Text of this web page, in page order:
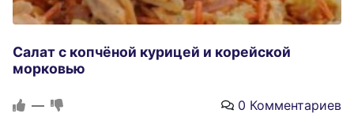
Салат с копчёной курицей и корейской
морковью
— 0 Комментариев